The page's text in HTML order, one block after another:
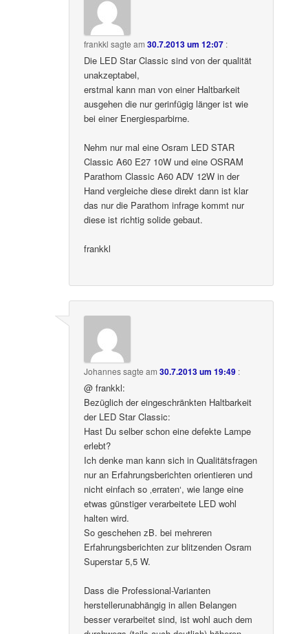
frankkl sagte am30.7.2013 um 12:07 :
Die LED Star Classic sind von der qualität
unakzeptabel,
erstmal kann man von einer Haltbarkeit
ausgehen die nur gerinfügig länger ist wie
bei einer Energiesparbirne.
Nehm nur mal eine Osram LED STAR
Classic A60 E27 10W und eine OSRAM
Parathom Classic A60 ADV 12W in der
Hand vergleiche diese direkt dann ist klar
das nur die Parathom infrage kommt nur
diese ist richtig solide gebaut.
frankkl
Johannessagte am30.7.2013 um 19:49 :
@ frankkl:
Bezüglich der eingeschränkten Haltbarkeit
der LED Star Classic:
Hast Du selber schon eine defekte Lampe
erlebt?
Ich denke man kann sich in Qualitätsfragen
nur an Erfahrungsberichten orientieren und
nicht einfach so ‚erraten‘, wie lange eine
etwas günstiger verarbeitete LED wohl
halten wird.
So geschehen zB. bei mehreren
Erfahrungsberichten zur blitzenden Osram
Superstar 5,5 W.
Dass die Professional-Varianten
herstellerunabhängig in allen Belangen
besser verarbeitet sind, ist wohl auch dem